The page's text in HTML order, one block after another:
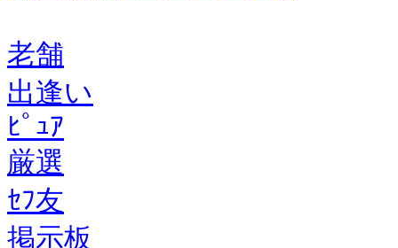
老舗
出逢い
ﾋﾟｭｱ
厳選
ｾﾌ友
掲示板